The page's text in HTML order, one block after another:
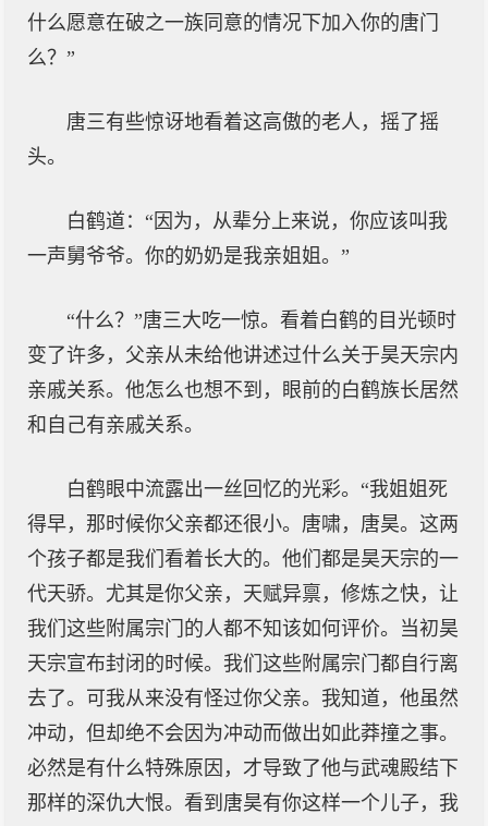
什么愿意在破之一族同意的情况下加入你的唐门
么？”
唐三有些惊讶地看着这高傲的老人，摇了摇
头。
白鹤道：“因为，从辈分上来说，你应该叫我
一声舅爷爷。你的奶奶是我亲姐姐。”
“什么？”唐三大吃一惊。看着白鹤的目光顿时
变了许多，父亲从未给他讲述过什么关于昊天宗内
亲戚关系。他怎么也想不到，眼前的白鹤族长居然
和自己有亲戚关系。
白鹤眼中流露出一丝回忆的光彩。“我姐姐死
得早，那时候你父亲都还很小。唐啸，唐昊。这两
个孩子都是我们看着长大的。他们都是昊天宗的一
代天骄。尤其是你父亲，天赋异禀，修炼之快，让
我们这些附属宗门的人都不知该如何评价。当初昊
天宗宣布封闭的时候。我们这些附属宗门都自行离
去了。可我从来没有怪过你父亲。我知道，他虽然
冲动，但却绝不会因为冲动而做出如此莽撞之事。
必然是有什么特殊原因，才导致了他与武魂殿结下
那样的深仇大恨。看到唐昊有你这样一个儿子，我